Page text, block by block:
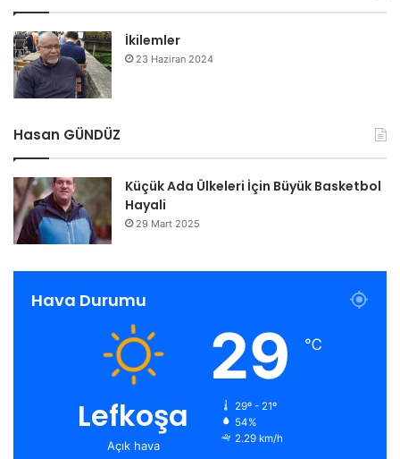
İkilemler
23 Haziran 2024
Hasan GÜNDÜZ
Küçük Ada Ülkeleri İçin Büyük Basketbol
Hayali
29 Mart 2025
Hava Durumu
Lefkoşa
Açık hava
29 ℃
29º - 21º
54%
2.29 km/h